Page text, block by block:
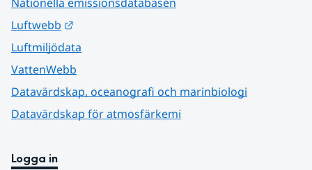
Luftwebb
Luftmiljödata
VattenWebb
Datavärdskap, oceanografi och marinbiologi
Datavärdskap för atmosfärkemi
Logga in